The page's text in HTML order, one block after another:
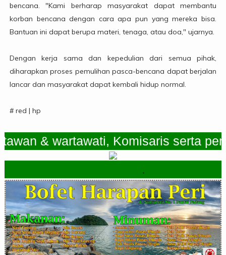
bencana. "Kami berharap masyarakat dapat membantu
korban bencana dengan cara apa pun yang mereka bisa.
Bantuan ini dapat berupa materi, tenaga, atau doa," ujarnya.
Dengan kerja sama dan kepedulian dari semua pihak,
diharapkan proses pemulihan pasca-bencana dapat berjalan
lancar dan masyarakat dapat kembali hidup normal.
# red | hp
& wartawati, Komisaris serta